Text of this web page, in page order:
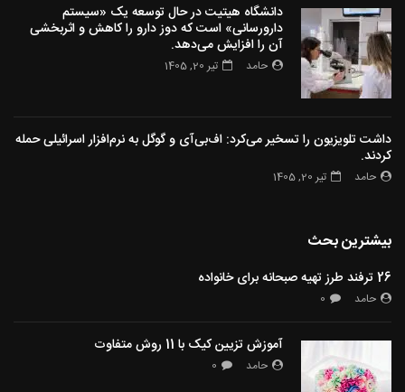
دانشگاه هیتیت در حال توسعه یک «سیستم
دارورسانی» است که دوز دارو را کاهش و اثربخشی
آن را افزایش می‌دهد.
حامد تیر 20, 1405
داشت تلویزیون را تسخیر می‌کرد: اف‌بی‌آی و گوگل به نرم‌افزار اسرائیلی حمله
کردند.
حامد تیر 20, 1405
بیشترین بحث
26 ترفند طرز تهیه صبحانه برای خانواده
حامد 0
آموزش تزیین کیک با 11 روش متفاوت
حامد 0